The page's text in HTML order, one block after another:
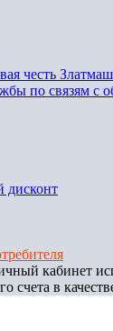
честь
по связям с
кабинет
счета в